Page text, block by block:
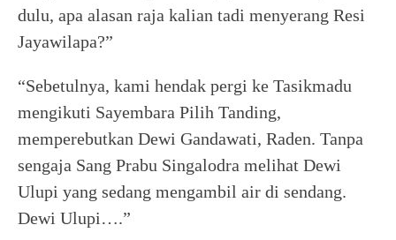
dulu, apa alasan raja kalian tadi menyerang Resi
Jayawilapa?”
“Sebetulnya, kami hendak pergi ke Tasikmadu
mengikuti Sayembara Pilih Tanding,
memperebutkan Dewi Gandawati, Raden. Tanpa
sengaja Sang Prabu Singalodra melihat Dewi
Ulupi yang sedang mengambil air di sendang.
Dewi Ulupi….”